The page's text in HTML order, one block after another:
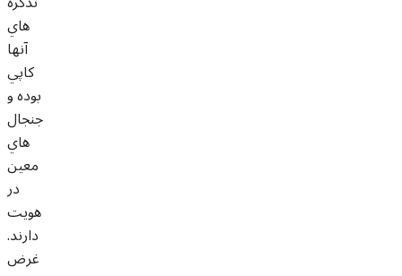
هاي
آنها
کاپي
بوده و
جنجال
هاي
معين
در
هويت
دارند.
غرض